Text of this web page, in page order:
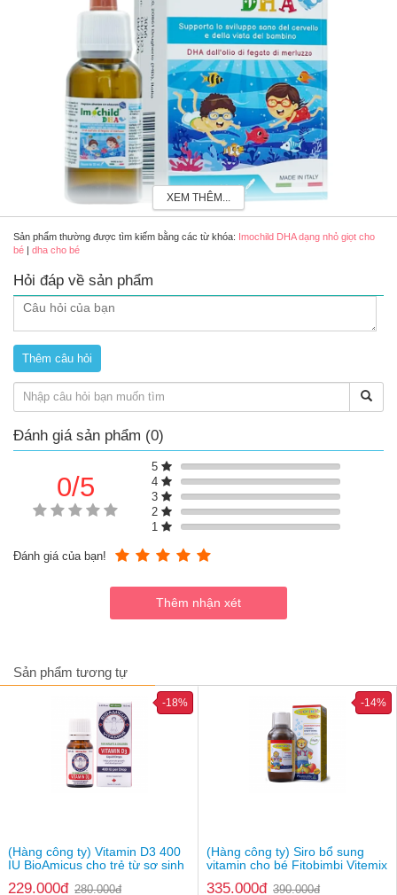
Imochild DHA dạng nhỏ giọt cho bé
Ưu điểm nổi bật
Bổ sung DHA cho cơ thể.
Hỗ trợ phát triển não bộ và thị lực ở trẻ em.
Trẻ em dưới 6 tháng tuổi, trẻ em từ 6 tháng tuổi trở lên.
XEM THÊM...
Sản phẩm thường được tìm kiếm bằng các từ khóa: Imochild DHA dạng nhỏ giọt cho
bé | dha cho bé
Hỏi đáp về sản phẩm
Đánh giá sản phẩm (0)
0/5
5
4
3
2
1
Đánh giá của bạn!
Sản phẩm tương tự
(Hàng công ty) Vitamin D3 400
IU BioAmicus cho trẻ từ sơ sinh
229.000đ 280.000đ
-18%
(Hàng công ty) Siro bổ sung
vitamin cho bé Fitobimbi Vitemix
335.000đ 390.000đ
-14%